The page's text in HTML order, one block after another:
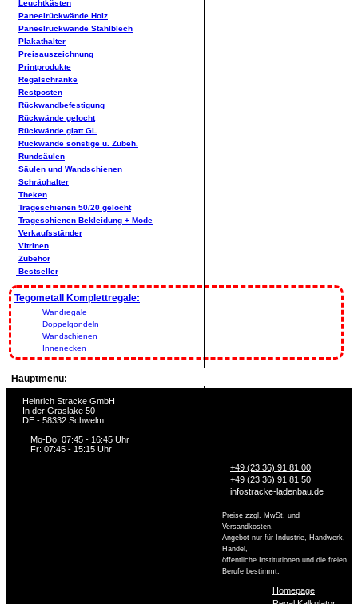
Leuchtkästen
Paneelrückwände Holz
Paneelrückwände Stahlblech
Plakathalter
Preisauszeichnung
Printprodukte
Regalschränke
Restposten
Rückwandbefestigung
Rückwände gelocht
Rückwände glatt GL
Rückwände sonstige u. Zubeh.
Rundsäulen
Säulen und Wandschienen
Schräghalter
Theken
Trageschienen 50/20 gelocht
Trageschienen Bekleidung + Mode
Verkaufsständer
Vitrinen
Zubehör
Bestseller
Tegometall Komplettregale:
Wandregale
Doppelgondeln
Wandschienen
Innenecken
Hauptmenu:
Heinrich Stracke GmbH
In der Graslake 50
DE - 58332 Schwelm
Mo-Do: 07:45 - 16:45 Uhr
Fr: 07:45 - 15:15 Uhr
+49 (23 36) 91 81 00
+49 (23 36) 91 81 50
infostracke-ladenbau.de
Preise zzgl. MwSt. und
Versandkosten.
Angebot nur für Industrie, Handwerk,
Handel,
öffentliche Institutionen und die freien
Berufe bestimmt.
Homepage